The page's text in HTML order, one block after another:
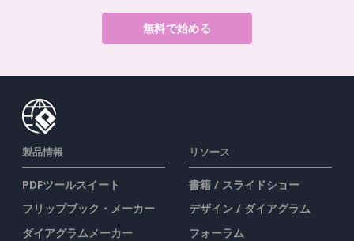
無料で始める
製品情報
PDFツールスイート
フリップブック・メーカー
ダイアグラムメーカー
リソース
書籍 / スライドショー
デザイン / ダイアグラム
フォーラム